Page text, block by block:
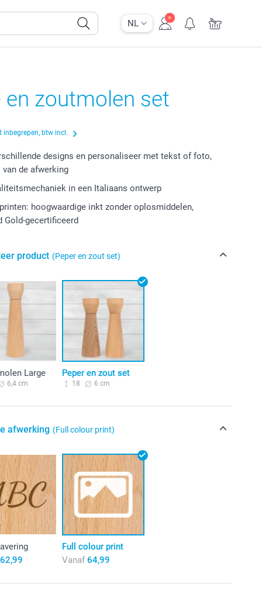
NL
en zoutmolen set
inbegrepen, btw incl.
designs en personaliseer met tekst of foto,
de afwerking
in een Italiaans ontwerp
hoogwaardige inkt zonder oplosmiddelen,
Gold-gecertificeerd
product (Peper en zout set)
Large
6,4 cm
Peper en zout set
18 6 cm
afwerking (Full colour print)
Full colour print
Vanaf 64,99